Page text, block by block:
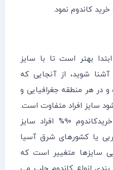
کاندوم نمود.
بهتر است تا با سایز
شوید، از آنجایی که
در هر منطقه جغرافیایی و
سایز افراد متفاوت است.
پس در اقلیم ایران هنگام خریدکاندوم ۹۰% افراد سایز
یا کشورهای شرق آسیا
سایزها متغییر است که